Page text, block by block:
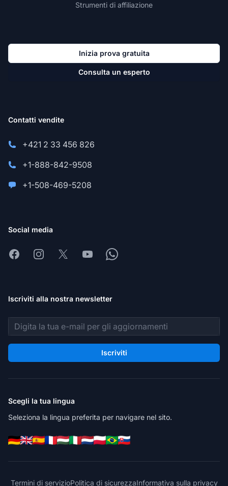
Strumenti di affiliazione
Inizia prova gratuita
Consulta un esperto
Contatti vendite
+421 2 33 456 826
+1-888-842-9508
+1-508-469-5208
Social media
FacebookInstagram
X YoutubeWhatsapp
Iscriviti alla nostra newsletter
Indirizzo email
Iscriviti
Scegli la tua lingua
Seleziona la lingua preferita per navigare nel sito.
Termini di servizioPolitica di sicurezzaInformativa sulla privacy